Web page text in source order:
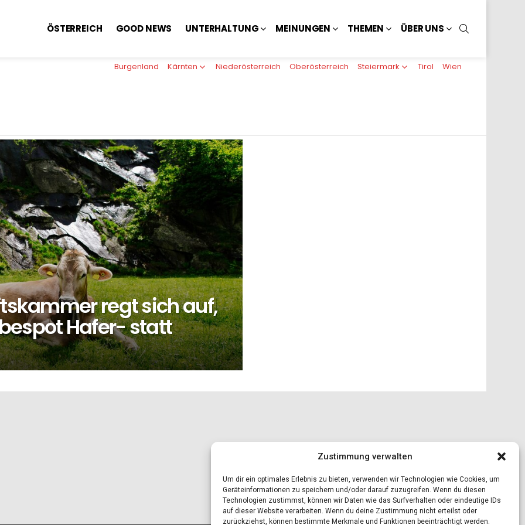
Zustimmung verwalten
Um dir ein optimales Erlebnis zu bieten, verwenden wir Technologien wie Cookies, um
Geräteinformationen zu speichern und/oder darauf zuzugreifen. Wenn du diesen
Technologien zustimmst, können wir Daten wie das Surfverhalten oder eindeutige IDs
auf dieser Website verarbeiten. Wenn du deine Zustimmung nicht erteilst oder
zurückziehst, können bestimmte Merkmale und Funktionen beeinträchtigt werden.
ÖSTERREICH GOOD NEWS UNTERHALTUNG MEINUNGEN THEMEN ÜBER UNS
Burgenland Kärnten Niederösterreich Oberösterreich Steiermark Tirol Wien
regt sich auf,
Hafer- statt